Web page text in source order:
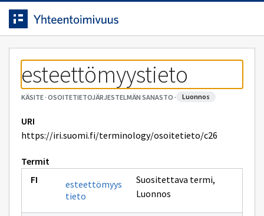
Siirrytty
sivulle
Siirry suoraan sisältöön.
esteettömyystieto
KÄSITE· OSOITETIETOJÄRJESTELMÄN SANASTO · luonnos
URI
https://iri.suomi.fi/terminology/osoitetieto/c26
Termit
esteettömyys
tieto
Suositettava termi,
Luonnos